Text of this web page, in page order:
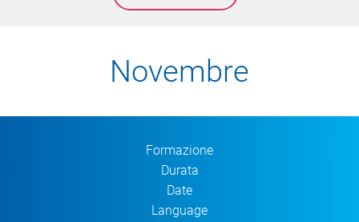
Novembre
Formazione
Durata
Date
Language